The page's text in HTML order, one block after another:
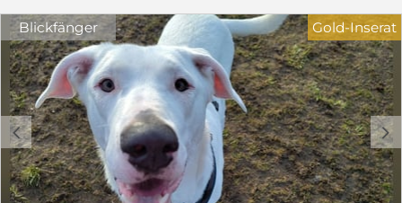
Blickfänger
c d
Gold-Inserat